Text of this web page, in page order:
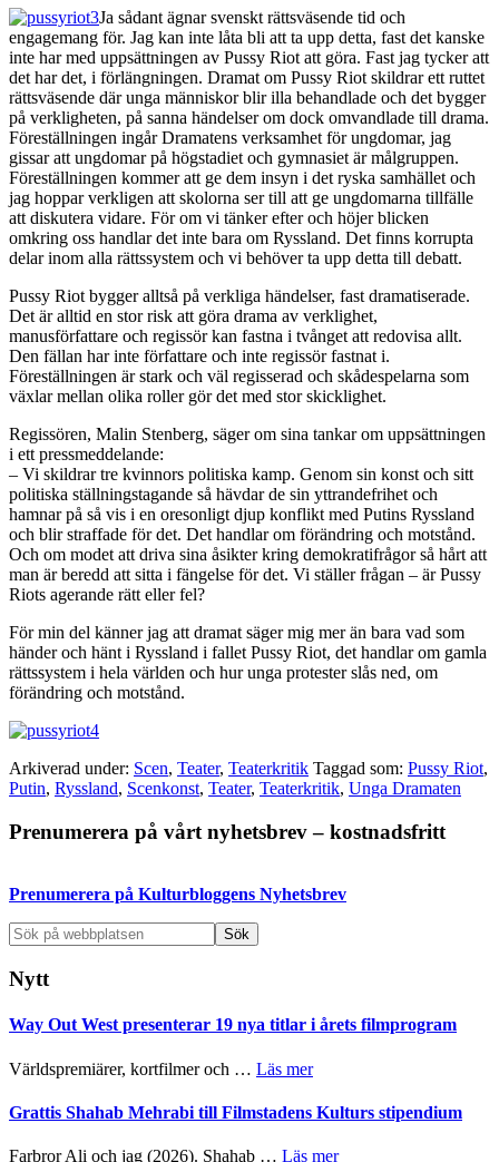
Ja sådant ägnar svenskt rättsväsende tid och
engagemang för. Jag kan inte låta bli att ta upp detta, fast det kanske
inte har med uppsättningen av Pussy Riot att göra. Fast jag tycker att
det har det, i förlängningen. Dramat om Pussy Riot skildrar ett ruttet
rättsväsende där unga människor blir illa behandlade och det bygger
på verkligheten, på sanna händelser om dock omvandlade till drama.
Föreställningen ingår Dramatens verksamhet för ungdomar, jag
gissar att ungdomar på högstadiet och gymnasiet är målgruppen.
Föreställningen kommer att ge dem insyn i det ryska samhället och
jag hoppar verkligen att skolorna ser till att ge ungdomarna tillfälle
att diskutera vidare. För om vi tänker efter och höjer blicken
omkring oss handlar det inte bara om Ryssland. Det finns korrupta
delar inom alla rättssystem och vi behöver ta upp detta till debatt.
Pussy Riot bygger alltså på verkliga händelser, fast dramatiserade.
Det är alltid en stor risk att göra drama av verklighet,
manusförfattare och regissör kan fastna i tvånget att redovisa allt.
Den fällan har inte författare och inte regissör fastnat i.
Föreställningen är stark och väl regisserad och skådespelarna som
växlar mellan olika roller gör det med stor skicklighet.
Regissören, Malin Stenberg, säger om sina tankar om uppsättningen
i ett pressmeddelande:
– Vi skildrar tre kvinnors politiska kamp. Genom sin konst och sitt
politiska ställningstagande så hävdar de sin yttrandefrihet och
hamnar på så vis i en oresonligt djup konflikt med Putins Ryssland
och blir straffade för det. Det handlar om förändring och motstånd.
Och om modet att driva sina åsikter kring demokratifrågor så hårt att
man är beredd att sitta i fängelse för det. Vi ställer frågan – är Pussy
Riots agerande rätt eller fel?
För min del känner jag att dramat säger mig mer än bara vad som
händer och hänt i Ryssland i fallet Pussy Riot, det handlar om gamla
rättssystem i hela världen och hur unga protester slås ned, om
förändring och motstånd.
Arkiverad under: Scen, Teater, Teaterkritik Taggad som: Pussy Riot,
Putin, Ryssland, Scenkonst, Teater, Teaterkritik, Unga Dramaten
Primärt
Prenumerera på vårt nyhetsbrev – kostnadsfritt
Prenumerera på Kulturbloggens Nyhetsbrev
Sök
på
webbplatsen
Nytt
Way Out West presenterar 19 nya titlar i årets filmprogram
Världspremiärer, kortfilmer och … Läs merom
Out
Grattis Shahab Mehrabi till Filmstadens Kulturs stipendium
Farbror Ali och jag (2026). Shahab … Läs merom